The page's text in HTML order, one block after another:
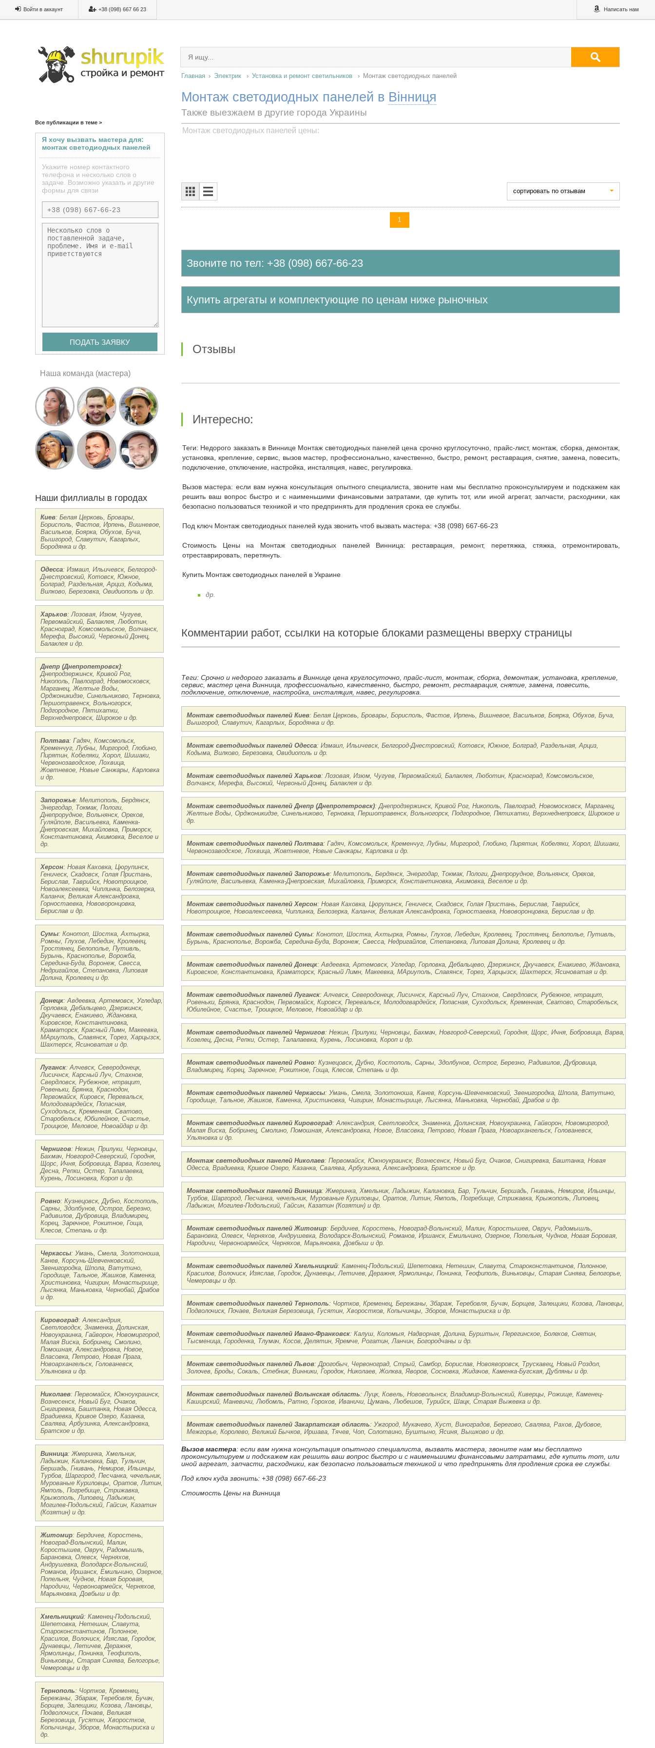
Войти в аккаунт +38 (098) 667 66 23 Написать нам
Главная Электрик Установка и ремонт светильников Монтаж светодиодных панелей
Монтаж светодиодных панелей в Вінниця
Все публикации в теме >
Я хочу вызвать мастера для:
монтаж светодиодных панелей
Укажите номер контактного
телефона и несколько слов о
задаче. Возможно указать и другие
формы для связи
Наша команда (мастера)
Наши филлиалы в городах
Киев: Белая Церковь, Бровары,
Борисполь, Фастов, Ирпень, Вишневое,
Васильков, Боярка, Обухов, Буча,
Вышгород, Славутич, Кагарлых,
Бородянка и др.
Одесса: Измаил, Ильичевск, Белгород-
Днестровский, Котовск, Южное,
Болград, Раздельная, Арциз, Кодыма,
Вилково, Березовка, Овидиополь и др.
Харьков: Лозовая, Изюм, Чугуев,
Первомайский, Балаклея, Люботин,
Красноград, Комсомольское, Волчанск,
Мерефа, Высокий, Червоный Донец,
Балаклея и др.
Днепр (Днепропетровск):
Днепродзержинск, Кривой Рог,
Никополь, Павлоград, Новомосковск,
Марганец, Желтые Воды,
Орджоникидзе, Синельниково, Терновка,
Першотравенск, Вольногорск,
Подгородное, Пятихатки,
Верхнеднепровск, Широкое и др.
Полтава: Гадяч, Комсомольск,
Кременчуг, Лубны, Миргород, Глобино,
Пирятин, Кобеляки, Хорол, Шишаки,
Червонозаводское, Лохвица,
Жовтневое, Новые Санжары, Карловка
и др.
Запорожье: Мелитополь, Бердянск,
Энергодар, Токмак, Пологи,
Днепрорудное, Вольнянск, Орехов,
Гуляйполе, Васильевка, Каменка-
Днепровская, Михайловка, Приморск,
Константиновка, Акимовка, Веселое и
др.
Херсон: Новая Каховка, Цюрупинск,
Геническ, Скадовск, Голая Пристань,
Берислав, Таврийск, Новотроицкое,
Новоалексеевка, Чиплинка, Белозерка,
Каланчк, Великая Александровка,
Горностаевка, Нововоронцовка,
Берислав и др.
Сумы: Конотоп, Шостка, Ахтырка,
Ромны, Глухов, Лебедин, Кролевец,
Тростянец, Белополье, Путивль,
Бурынь, Краснополье, Ворожба,
Середина-Буда, Воронеж, Свесса,
Недригайлов, Степановка, Липовая
Долина, Кролевец и др.
Донецк: Авдеевка, Артемовск, Угледар,
Горловка, Дебальцево, Дзержинск,
Дкучаевск, Енакиево, Ждановка,
Кировское, Константиновка,
Краматорск, Красный Лимн, Макеевка,
МАриуполь, Славянск, Торез, Харцызск,
Шахтерск, Ясиноватая и др.
Луганск: Алчевск, Северодонецк,
Лисичнск, Карсный Луч, Стахнов,
Свердловск, Рубежное, нтрацит,
Ровеньки, Брянка, Краснодон,
Первомайск, Кировск, Перевальск,
Молодогвардейск, Попасная,
Суходольск, Кременная, Сватово,
Старобельск, Юбилейное, Счастье,
Троицкое, Меловое, Новоайдар и др.
Чернигов: Нежин, Прилуки, Черновцы,
Бахмач, Новгород-Северский, Городня,
Щорс, Ичня, Бобровица, Варва, Козелец,
Десна, Репки, Остер, Талалаевка,
Курень, Лосиновка, Короп и др.
Ровно: Кузнецовск, Дубно, Костополь,
Сарны, Здолбунов, Острог, Березно,
Радивилов, Дубровица, Владимирец,
Корец, Заречное, Рокитное, Гоща,
Клесов, Степань и др.
Черкассы: Умань, Смела, Золотоноша,
Канев, Корсунь-Шевченковский,
Звенигородка, Шпола, Ватутино,
Городище, Тальное, Жашков, Каменка,
Христиновка, Чигирин, Монастырище,
Лысянка, Маньковка, Чернобай, Драбов
и др.
Кировоград: Александрия,
Светловодск, Знаменка, Долинская,
Новоукраинка, Гайворон, Новомиргород,
Малая Виска, Бобринец, Смолино,
Помошная, Александровка, Новое,
Власовка, Петрово, Новая Прага,
Новоархангельск, Голованевск,
Ульяновка и др.
Николаев: Первомайск, Южноукраинск,
Вознесенск, Новый Буг, Очаков,
Снигиревка, Баштанка, Новая Одесса,
Врадиевка, Кривое Озеро, Казанка,
Свалява, Арбузинка, Александровка,
Братское и др.
Винница: Жмеринка, Хмельник,
Ладыжин, Калиновка, Бар, Тульчин,
Бершадь, Гнивань, Немиров, Ильинцы,
Турбов, Шаргород, Песчанка, чечельник,
Мурованые Куриловцы, Оратов, Литин,
Ямполь, Погребище, Стрижавка,
Крыжополь, Липовец, Ладыжин,
Могилев-Подольский, Гайсин, Казатин
(Козятин) и др.
Житомир: Бердичев, Коростень,
Новоград-Волынский, Малин,
Коростышев, Овруч, Радомышль,
Барановка, Олевск, Черняхов,
Андрушевка, Володарск-Волынский,
Романов, Иршанск, Емильчино, Озерное,
Попельня, Чуднов, Новая Боровая,
Народичи, Червоноармейск, Черняхов,
Марьяновка, Довбыш и др.
Хмельницкий: Каменец-Подольский,
Шепетовка, Нетешин, Славута,
Староконстантинов, Полонное,
Красилов, Волочиск, Изяслав, Городок,
Дунаевцы, Летичев, Деражня,
Ярмолинцы, Понинка, Теофиполь,
Виньковцы, Старая Синява, Белогорье,
Чемеровцы и др.
Тернополь: Чортков, Кременец,
Бережаны, Збараж, Теребовля, Бучач,
Борщев, Залещики, Козова, Лановцы,
Подволочиск, Почаев, Великая
Березовица, Гусятин, Хворостков,
Копычинцы, Зборов, Монастыриска и
др.
Также выезжаем в другие города Украины
Монтаж светодиодных панелей цены:
cортировать по отзывам
1
Звоните по тел: +38 (098) 667-66-23
Купить агрегаты и комплектующие по ценам ниже рыночных
отзывы
Интересно:
Теги: Недорого заказать в Виннице Монтаж светодиодных панелей цена срочно круглосуточно, прайс-лист, монтаж, сборка, демонтаж,
установка, крепление, сервис, вызов мастер, профессионально, качественно, быстро, ремонт, реставрация, снятие, замена, повесить,
подключение, отключение, настройка, инсталяция, навес, регулировка.
Вызов мастера: если вам нужна консультация опытного специалиста, звоните нам мы бесплатно проконсультируем и подскажем как
решить ваш вопрос быстро и с наименьшими финансовыми затратами, где купить тот, или иной агрегат, запчасти, расходники, как
безопасно пользоваться техникой и что предпринять для продления срока ее службы.
Под ключ Монтаж светодиодных панелей куда звонить чтоб вызвать мастера: +38 (098) 667-66-23
Стоимость Цены на Монтаж светодиодных панелей Винница: реставрация, ремонт, перетяжка, стяжка, отремонтировать,
отреставрировать, перетянуть.
Купить Монтаж светодиодных панелей в Украине
др.
Комментарии работ, ссылки на которые блоками размещены вверху страницы
Теги: Срочно и недорого заказать в Виннице цена круглосуточно, прайс-лист, монтаж, сборка, демонтаж, установка, крепление,
сервис, мастер цена Винница, профессионально, качественно, быстро, ремонт, реставрация, снятие, замена, повесить,
подключение, отключение, настройка, инсталяция, навес, регулировка.
Монтаж светодиодных панелей Киев: Белая Церковь, Бровары, Борисполь, Фастов, Ирпень, Вишневое, Васильков, Боярка, Обухов, Буча,
Вышгород, Славутич, Кагарлых, Бородянка и др.
Монтаж светодиодных панелей Одесса: Измаил, Ильичевск, Белгород-Днестровский, Котовск, Южное, Болград, Раздельная, Арциз,
Кодыма, Вилково, Березовка, Овидиополь и др.
Монтаж светодиодных панелей Харьков: Лозовая, Изюм, Чугуев, Первомайский, Балаклея, Люботин, Красноград, Комсомольское,
Волчанск, Мерефа, Высокий, Червоный Донец, Балаклея и др.
Монтаж светодиодных панелей Днепр (Днепропетровск): Днепродзержинск, Кривой Рог, Никополь, Павлоград, Новомосковск, Марганец,
Желтые Воды, Орджоникидзе, Синельниково, Терновка, Першотравенск, Вольногорск, Подгородное, Пятихатки, Верхнеднепровск, Широкое и
др.
Монтаж светодиодных панелей Полтава: Гадяч, Комсомольск, Кременчуг, Лубны, Миргород, Глобино, Пирятин, Кобеляки, Хорол, Шишаки,
Червонозаводское, Лохвица, Жовтневое, Новые Санжары, Карловка и др.
Монтаж светодиодных панелей Запорожье: Мелитополь, Бердянск, Энергодар, Токмак, Пологи, Днепрорудное, Вольнянск, Орехов,
Гуляйполе, Васильевка, Каменка-Днепровская, Михайловка, Приморск, Константиновка, Акимовка, Веселое и др.
Монтаж светодиодных панелей Херсон: Новая Каховка, Цюрупинск, Геническ, Скадовск, Голая Пристань, Берислав, Таврийск,
Новотроицкое, Новоалексеевка, Чиплинка, Белозерка, Каланчк, Великая Александровка, Горностаевка, Нововоронцовка, Берислав и др.
Монтаж светодиодных панелей Сумы: Конотоп, Шостка, Ахтырка, Ромны, Глухов, Лебедин, Кролевец, Тростянец, Белополье, Путивль,
Бурынь, Краснополье, Ворожба, Середина-Буда, Воронеж, Свесса, Недригайлов, Степановка, Липовая Долина, Кролевец и др.
Монтаж светодиодных панелей Донецк: Авдеевка, Артемовск, Угледар, Горловка, Дебальцево, Дзержинск, Дкучаевск, Енакиево, Ждановка,
Кировское, Константиновка, Краматорск, Красный Лимн, Макеевка, МАриуполь, Славянск, Торез, Харцызск, Шахтерск, Ясиноватая и др.
Монтаж светодиодных панелей Луганск: Алчевск, Северодонецк, Лисичнск, Карсный Луч, Стахнов, Свердловск, Рубежное, нтрацит,
Ровеньки, Брянка, Краснодон, Первомайск, Кировск, Перевальск, Молодогвардейск, Попасная, Суходольск, Кременная, Сватово, Старобельск,
Юбилейное, Счастье, Троицкое, Меловое, Новоайдар и др.
Монтаж светодиодных панелей Чернигов: Нежин, Прилуки, Черновцы, Бахмач, Новгород-Северский, Городня, Щорс, Ичня, Бобровица, Варва,
Козелец, Десна, Репки, Остер, Талалаевка, Курень, Лосиновка, Короп и др.
Монтаж светодиодных панелей Ровно: Кузнецовск, Дубно, Костополь, Сарны, Здолбунов, Острог, Березно, Радивилов, Дубровица,
Владимирец, Корец, Заречное, Рокитное, Гоща, Клесов, Степань и др.
Монтаж светодиодных панелей Черкассы: Умань, Смела, Золотоноша, Канев, Корсунь-Шевченковский, Звенигородка, Шпола, Ватутино,
Городище, Тальное, Жашков, Каменка, Христиновка, Чигирин, Монастырище, Лысянка, Маньковка, Чернобай, Драбов и др.
Монтаж светодиодных панелей Кировоград: Александрия, Светловодск, Знаменка, Долинская, Новоукраинка, Гайворон, Новомиргород,
Малая Виска, Бобринец, Смолино, Помошная, Александровка, Новое, Власовка, Петрово, Новая Прага, Новоархангельск, Голованевск,
Ульяновка и др.
Монтаж светодиодных панелей Николаев: Первомайск, Южноукраинск, Вознесенск, Новый Буг, Очаков, Снигиревка, Баштанка, Новая
Одесса, Врадиевка, Кривое Озеро, Казанка, Свалява, Арбузинка, Александровка, Братское и др.
Монтаж светодиодных панелей Винница: Жмеринка, Хмельник, Ладыжин, Калиновка, Бар, Тульчин, Бершадь, Гнивань, Немиров, Ильинцы,
Турбов, Шаргород, Песчанка, чечельник, Мурованые Куриловцы, Оратов, Литин, Ямполь, Погребище, Стрижавка, Крыжополь, Липовец,
Ладыжин, Могилев-Подольский, Гайсин, Казатин (Козятин) и др.
Монтаж светодиодных панелей Житомир: Бердичев, Коростень, Новоград-Волынский, Малин, Коростышев, Овруч, Радомышль,
Барановка, Олевск, Черняхов, Андрушевка, Володарск-Волынский, Романов, Иршанск, Емильчино, Озерное, Попельня, Чуднов, Новая Боровая,
Народичи, Червоноармейск, Черняхов, Марьяновка, Довбыш и др.
Монтаж светодиодных панелей Хмельницкий: Каменец-Подольский, Шепетовка, Нетешин, Славута, Староконстантинов, Полонное,
Красилов, Волочиск, Изяслав, Городок, Дунаевцы, Летичев, Деражня, Ярмолинцы, Понинка, Теофиполь, Виньковцы, Старая Синява, Белогорье,
Чемеровцы и др.
Монтаж светодиодных панелей Тернополь: Чортков, Кременец, Бережаны, Збараж, Теребовля, Бучач, Борщев, Залещики, Козова, Лановцы,
Подволочиск, Почаев, Великая Березовица, Гусятин, Хворостков, Копычинцы, Зборов, Монастыриска и др.
Монтаж светодиодных панелей Ивано-Франковск: Калуш, Коломыя, Надворная, Долина, Бурштын, Перегинское, Болехов, Снятин,
Тысменица, Городенка, Тлумач, Косов, Делятин, Яремче, Рогатин, Ланчин, Богородчаны и др.
Монтаж светодиодных панелей Львов: Дрогобыч, Червоноград, Стрый, Самбор, Борислав, Новояворовск, Трускавец, Новый Роздол,
Золочев, Броды, Сокаль, Стебник, Винники, Городок, Николаев, Жолква, Яворов, Сосновка, Жидачов, Каменка-Бугская, Дубляны и др.
Монтаж светодиодных панелей Волынская область: Луцк, Ковель, Нововолынск, Владимир-Волынский, Киверцы, Рожище, Каменец-
Каширский, Маневичи, Любомль, Ратно, Горохов, Иваничи, Цумань, Любешов, Турийск, Шацк, Старая Выжевка и др.
Монтаж светодиодных панелей Закарпатская область: Ужгород, Мукачево, Хуст, Виноградов, Берегово, Свалява, Рахов, Дубовое,
Межгорье, Королево, Великий Бычков, Иршава, Тячев, Чоп, Солотвино, Буштыно, Ясиня, Вышково и др.
Вызов мастера: если вам нужна консультация опытного специалиста, вызвать мастера, звоните нам мы бесплатно
проконсультируем и подскажем как решить ваш вопрос быстро и с наименьшими финансовыми затратами, где купить тот, или
иной агрегат, запчасти, расходники, как безопасно пользоваться техникой и что предпринять для продления срока ее службы.
Под ключ куда звонить: +38 (098) 667-66-23
Стоимость Цены на Винница